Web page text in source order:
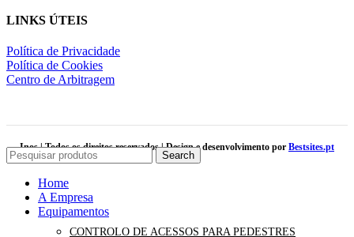
LINKS ÚTEIS
Política de Privacidade
Política de Cookies
Centro de Arbitragem
Inos | Todos os direitos reservados | Design e desenvolvimento por Bestsites.pt
Search
Home
A Empresa
Equipamentos
CONTROLO DE ACESSOS PARA PEDESTRES